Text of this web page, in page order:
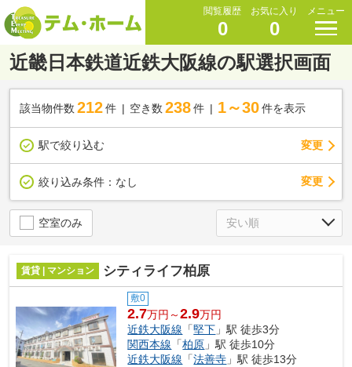
閲覧履歴
0
お気に入り
0
メニュー
近畿日本鉄道近鉄大阪線の駅選択画面
該当物件数 212件 空き数 238 件 1～30 件を表示
駅で絞り込む 変更
絞り込み条件： なし 変更
空室のみ
賃貸 | マンション シティライフ柏原
敷0
2.7万円～2.9万円
近鉄大阪線 「堅下 」駅 徒歩3分
関西本線 「柏原 」駅 徒歩10分
近鉄大阪線 「法善寺 」駅 徒歩13分